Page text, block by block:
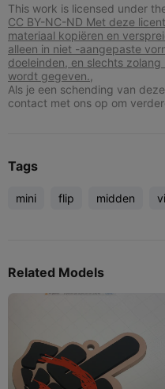
This work is licensed under
CC BY-NC-ND Met deze
materiaal kopiëren en
alleen in niet -aangepaste
doeleinden, en slechts
wordt gegeven.,
Als je een schending van
contact met ons op om
Tags
mini flip midden
Related Models